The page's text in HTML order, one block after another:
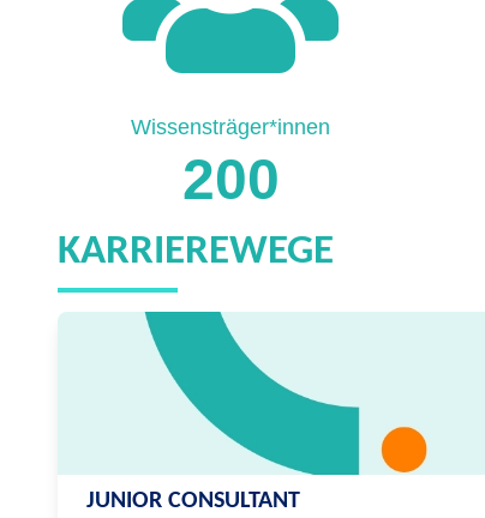
200
Wissensträger*innen
KARRIEREWEGE
JUNIOR CONSULTANT